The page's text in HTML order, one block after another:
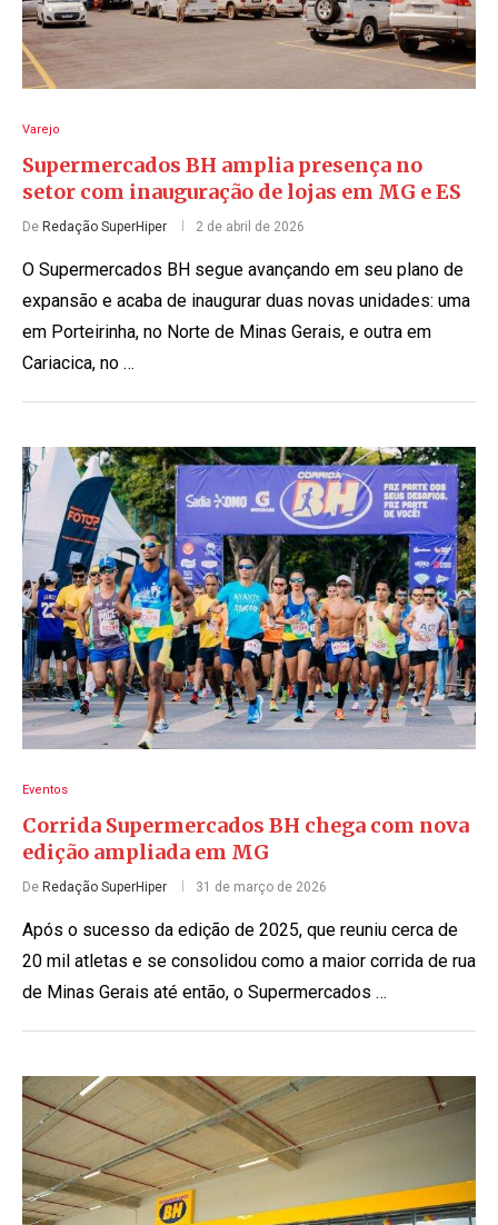
Varejo
Supermercados BH amplia presença no
setor com inauguração de lojas em MG e ES
De Redação SuperHiper 2 de abril de 2026
O Supermercados BH segue avançando em seu plano de
expansão e acaba de inaugurar duas novas unidades: uma
em Porteirinha, no Norte de Minas Gerais, e outra em
Cariacica, no …
Eventos
Corrida Supermercados BH chega com nova
edição ampliada em MG
De Redação SuperHiper 31 de março de 2026
Após o sucesso da edição de 2025, que reuniu cerca de
20 mil atletas e se consolidou como a maior corrida de rua
de Minas Gerais até então, o Supermercados …